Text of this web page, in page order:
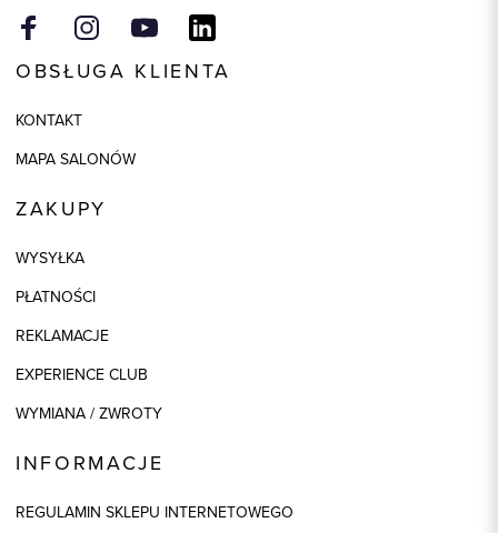
OBSŁUGA KLIENTA
KONTAKT
MAPA SALONÓW
ZAKUPY
WYSYŁKA
PŁATNOŚCI
REKLAMACJE
EXPERIENCE CLUB
WYMIANA / ZWROTY
INFORMACJE
REGULAMIN SKLEPU INTERNETOWEGO